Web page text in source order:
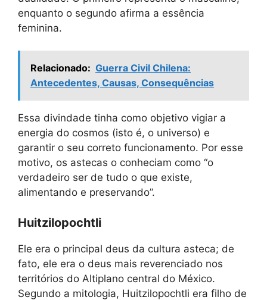
enquanto o segundo afirma a essência
feminina.
Relacionado: Guerra Civil Chilena:
Antecedentes, Causas, Consequências
Essa divindade tinha como objetivo vigiar a
energia do cosmos (isto é, o universo) e
garantir o seu correto funcionamento. Por esse
motivo, os astecas o conheciam como “o
verdadeiro ser de tudo o que existe,
alimentando e preservando”.
Huitzilopochtli
Ele era o principal deus da cultura asteca; de
fato, ele era o deus mais reverenciado nos
territórios do Altiplano central do México.
Segundo a mitologia, Huitzilopochtli era filho de